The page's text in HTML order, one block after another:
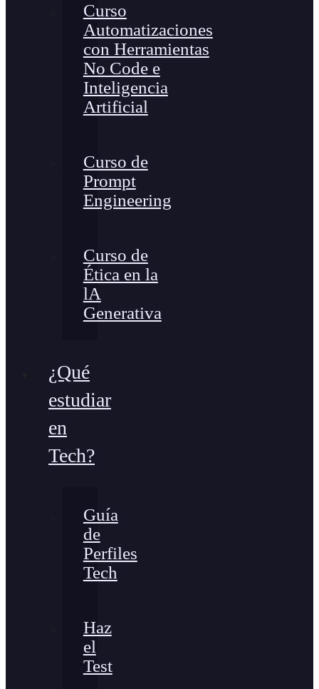
Curso
Automatizaciones
con Herramientas
No Code e
Inteligencia
Artificial
Curso de
Prompt
Engineering
Curso de
Ética en la
lA
Generativa
¿Qué
estudiar
en
Tech?
Guía
de
Perfiles
Tech
Haz
el
Test